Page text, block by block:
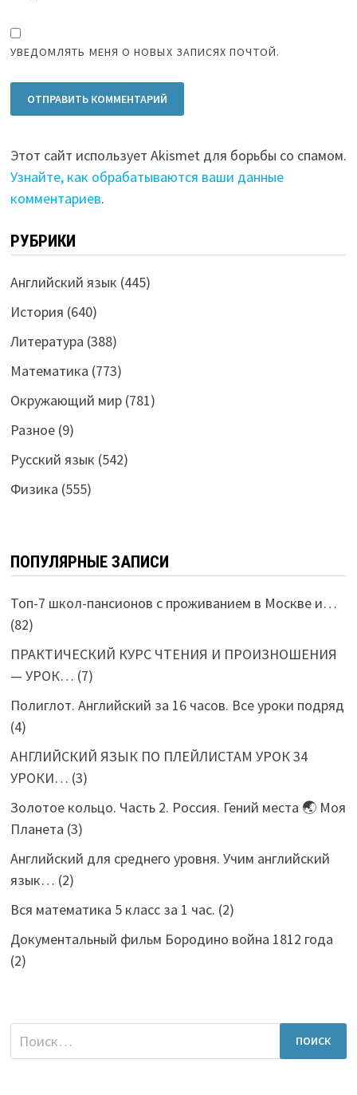
УВЕДОМЛЯТЬ МЕНЯ О НОВЫХ ЗАПИСЯХ ПОЧТОЙ.
Этот сайт использует Akismet для борьбы со спамом.
Узнайте, как обрабатываются ваши данные
комментариев.
РУБРИКИ
Английский язык (445)
История (640)
Литература (388)
Математика (773)
Окружающий мир(781)
Разное(9)
Русский язык (542)
Физика (555)
ПОПУЛЯРНЫЕ ЗАПИСИ
Топ-7 школ-пансионов с проживанием в Москве и…
(82)
ПРАКТИЧЕСКИЙ КУРС ЧТЕНИЯ И ПРОИЗНОШЕНИЯ
— УРОК… (7)
Полиглот. Английский за 16 часов. Все уроки подряд
(4)
АНГЛИЙСКИЙ ЯЗЫК ПО ПЛЕЙЛИСТАМ УРОК 34
УРОКИ… (3)
Золотое кольцо. Часть 2. Россия. Гений места 🌏 Моя
Планета (3)
Английский для среднего уровня. Учим английский
язык… (2)
Вся математика 5 класс за 1 час. (2)
Документальный фильм Бородино война 1812 года
(2)
Найти: